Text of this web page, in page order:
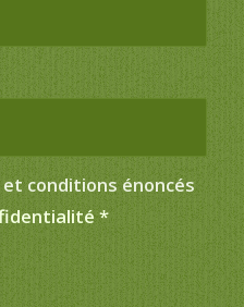
conditions énoncés
*